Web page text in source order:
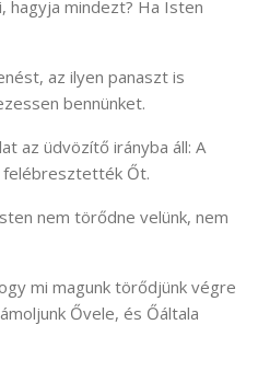
hagyja mindezt? Ha Isten
az ilyen panaszt is
bennünket.
az üdvözítő irányba áll: A
felébresztették Őt.
nem törődne velünk, nem
mi magunk törődjünk végre
Ővele, és Őáltala